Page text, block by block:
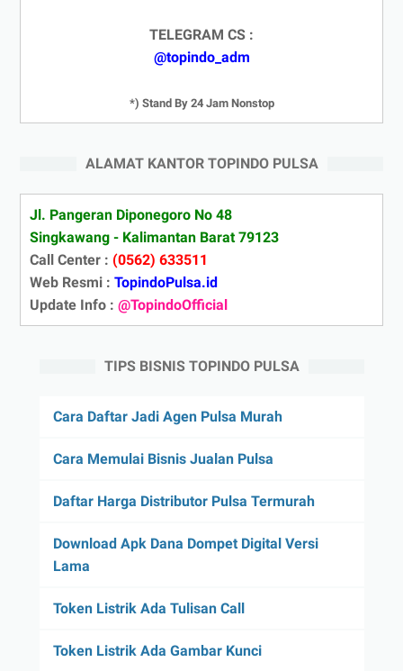
TELEGRAM CS :
@topindo_adm
*) Stand By 24 Jam Nonstop
ALAMAT KANTOR TOPINDO PULSA
Jl. Pangeran Diponegoro No 48
Singkawang - Kalimantan Barat 79123
Call Center : (0562) 633511
Web Resmi : TopindoPulsa.id
Update Info : @TopindoOfficial
TIPS BISNIS TOPINDO PULSA
Cara Daftar Jadi Agen Pulsa Murah
Cara Memulai Bisnis Jualan Pulsa
Daftar Harga Distributor Pulsa Termurah
Download Apk Dana Dompet Digital Versi
Lama
Token Listrik Ada Tulisan Call
Token Listrik Ada Gambar Kunci